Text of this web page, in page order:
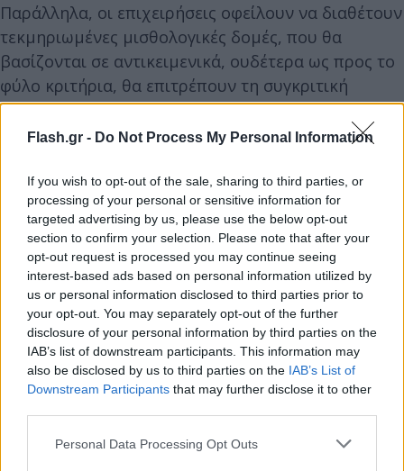
Flash.gr - Do Not Process My Personal Information
If you wish to opt-out of the sale, sharing to third parties, or
processing of your personal or sensitive information for
targeted advertising by us, please use the below opt-out
section to confirm your selection. Please note that after your
opt-out request is processed you may continue seeing
interest-based ads based on personal information utilized by
us or personal information disclosed to third parties prior to
your opt-out. You may separately opt-out of the further
disclosure of your personal information by third parties on the
IAB’s list of downstream participants. This information may
also be disclosed by us to third parties on the IAB’s List of
Downstream Participants that may further disclose it to other
Please note that this website/app uses one or more Google
Personal Data Processing Opt Outs
Παράλληλα, οι επιχειρήσεις οφείλουν να διαθέτουν
τεκμηριωμένες μισθολογικές δομές, που θα
βασίζονται σε αντικειμενικά, ουδέτερα ως προς το
φύλο κριτήρια, θα επιτρέπουν τη συγκριτική
αξιολόγηση θέσεων εργασίας και θα προσδιορίζουν
με σαφήνεια τα στοιχεία αμοιβής ανά κατηγορία
Στο ίδιο πλαίσιο ενίσχυσης της μισθολογικής
διαφάνειας, οι εργαζόμενοι αποκτούν δικαίωμα
πρόσβασης σε βασικά στοιχεία που αφορούν τις
αποδοχές τους.
Ειδικότερα, μπορούν να ζητούν πληροφορίες
σχετικά με το ατομικό επίπεδο αμοιβής τους και
τον μέσο όρο αποδοχών ανδρών και γυναικών που
προσώπων.